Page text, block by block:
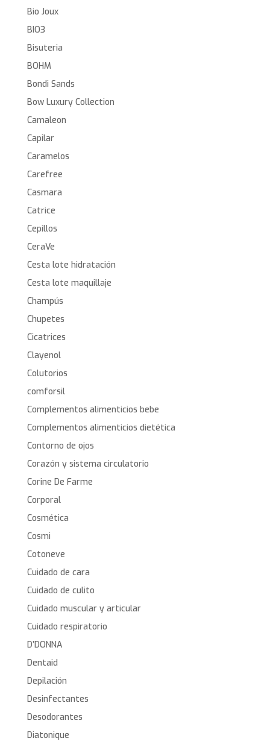
Bio Joux
BIO3
Bisuteria
BOHM
Bondi Sands
Bow Luxury Collection
Camaleon
Capilar
Caramelos
Carefree
Casmara
Catrice
Cepillos
CeraVe
Cesta lote hidratación
Cesta lote maquillaje
Champús
Chupetes
Cicatrices
Clayenol
Colutorios
comforsil
Complementos alimenticios bebe
Complementos alimenticios dietética
Contorno de ojos
Corazón y sistema circulatorio
Corine De Farme
Corporal
Cosmética
Cosmi
Cotoneve
Cuidado de cara
Cuidado de culito
Cuidado muscular y articular
Cuidado respiratorio
D’DONNA
Dentaid
Depilación
Desinfectantes
Desodorantes
Diatonique